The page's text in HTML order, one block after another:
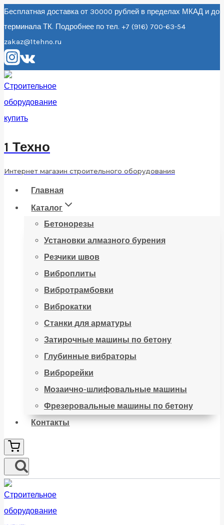
Перейти
к
содержанию
Бесплатная доставка от 30000 рублей в пределах МКАД и до
терминала ТК. Подробнее по тел. +7 (916) 700-63-54
zakaz@1tehno.ru
1 Техно
Интернет магазин строительного оборудования
Главная
Каталог
Бетонорезы
Установки алмазного бурения
Резчики швов
Виброплиты
Вибротрамбовки
Виброкатки
Станки для арматуры
Затирочные машины по бетону
Глубинные вибраторы
Виброрейки
Мозаично-шлифовальные машины
Фрезеровальные машины по бетону
Контакты